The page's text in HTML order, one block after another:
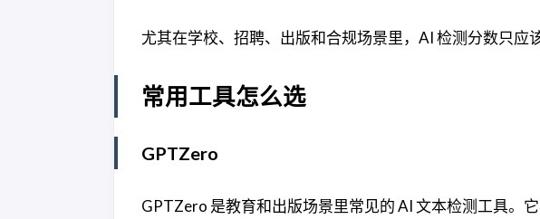
尤其在学校、招聘、出版和合规场景里，AI 检测分数只应
常用工具怎么选
GPTZero
GPTZero 是教育和出版场景里常见的 AI 文本检测工具。